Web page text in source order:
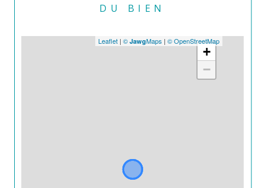
DU BIEN
+
−
Leaflet | © JawgMaps | © OpenStreetMap